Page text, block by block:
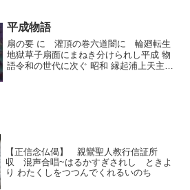
らす 紙芝居やの親父の姿 ゼブラ模様のパ
ズル...
平成物語
扇の要 に 灌頂の巻六道闇に 輪廻転生
地獄草子扇面にまねき分けられし平成 物
語令和の世代に次ぐ 昭和 縁起浦上天主の
【正信念仏偈】 親鸞聖人教行信証所
収 混声合唱~はるかすぎされし ときよ
り わたくしをつつんでくれるいのち